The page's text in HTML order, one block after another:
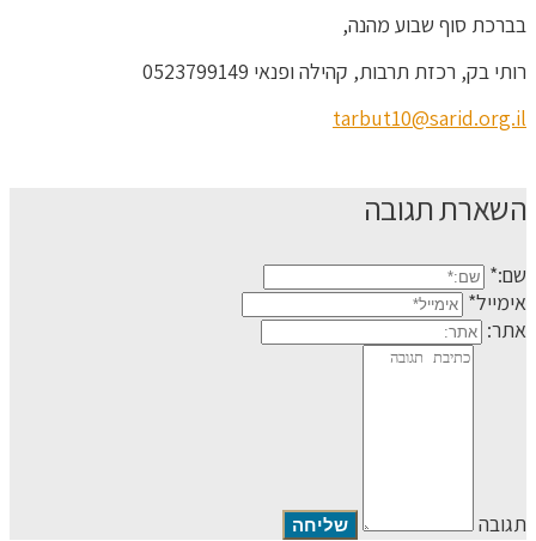
בברכת סוף שבוע מהנה,
רותי בק, רכזת תרבות, קהילה ופנאי 0523799149
tarbut10@sarid.org.il
השארת תגובה
שם:*
אימייל*
אתר:
תגובה